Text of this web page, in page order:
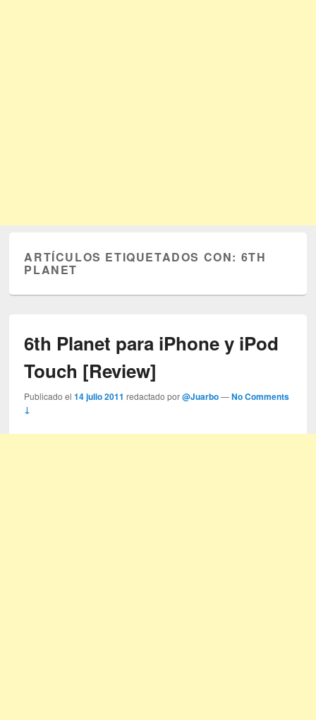
ARTÍCULOS ETIQUETADOS CON: 6TH
PLANET
6th Planet para iPhone y iPod
Touch [Review]
Publicado el14 julio 2011 redactado por@Juarbo —No Comments
↓